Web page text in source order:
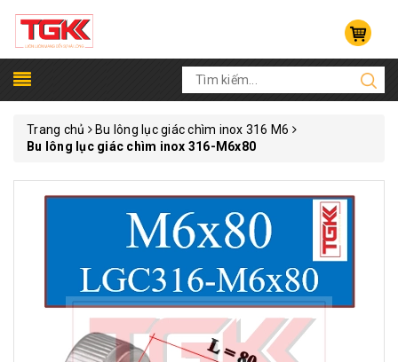
Trang chủ
Bu lông lục giác chìm inox 316 M6
Bu lông lục giác chìm inox 316-M6x80